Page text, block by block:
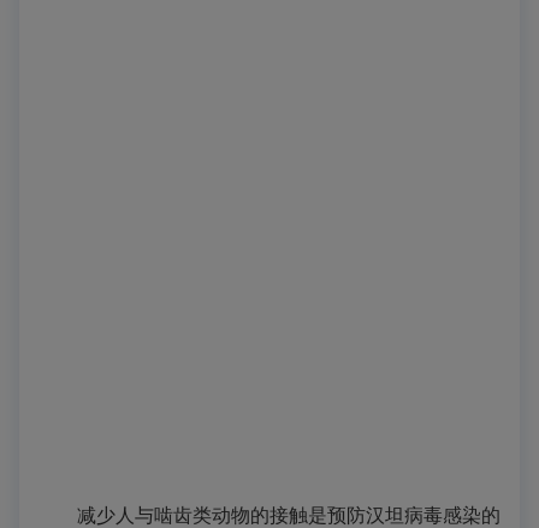
减少人与啮齿类动物的接触是预防汉坦病毒感染的